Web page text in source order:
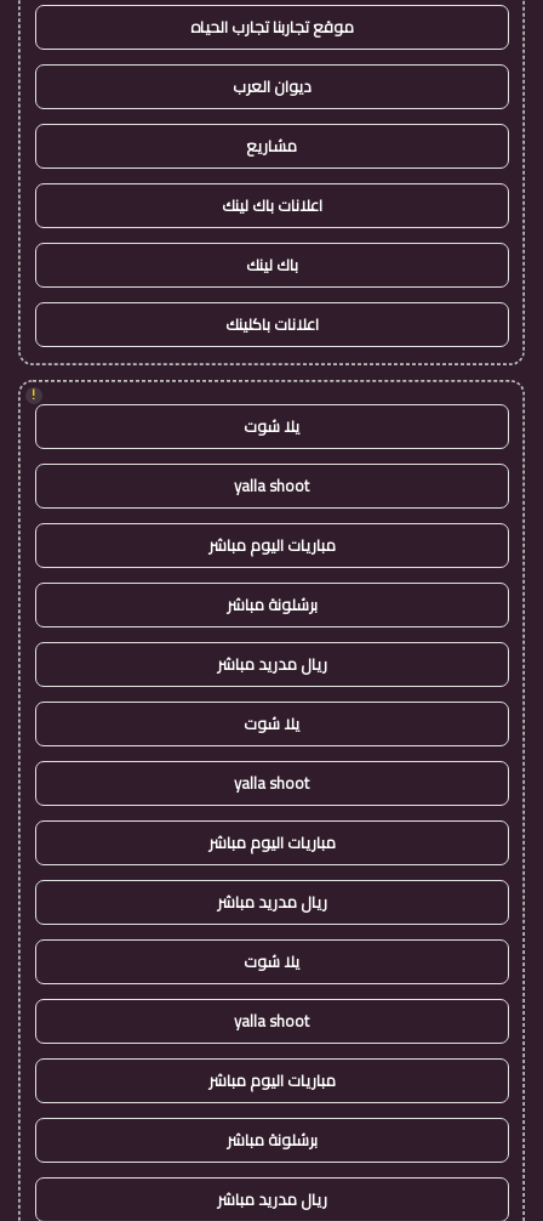
موقع تجاربنا تجارب الحياه
ديوان العرب
مشاريع
اعلانات باك لينك
باك لينك
اعلانات باكلينك
!
يلا شوت
yalla shoot
مباريات اليوم مباشر
برشلونة مباشر
ريال مدريد مباشر
يلا شوت
yalla shoot
مباريات اليوم مباشر
ريال مدريد مباشر
يلا شوت
yalla shoot
مباريات اليوم مباشر
برشلونة مباشر
ريال مدريد مباشر